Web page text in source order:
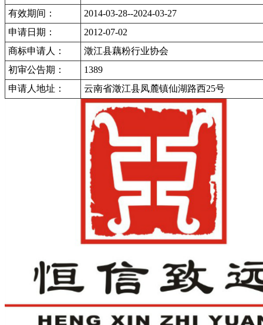
有效期间：
2014-03-28--2024-03-27
申请日期：
2012-07-02
商标申请人：
澂江县藕粉行业协会
初审公告期：
1389
申请人地址：
云南省澂江县凤麓镇仙湖路西25号